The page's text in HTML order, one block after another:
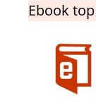
Ebook